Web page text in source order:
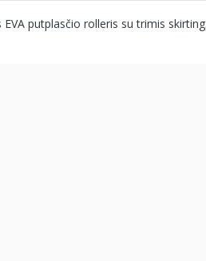
putplasčio rolleris su trimis